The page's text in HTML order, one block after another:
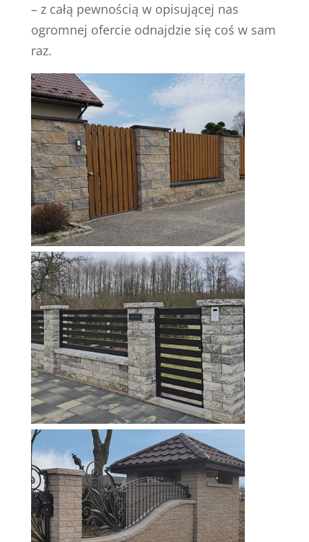
– z całą pewnością w opisującej nas
ogromnej ofercie odnajdzie się coś w sam
raz.